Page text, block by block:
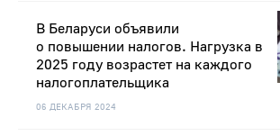
06 ДЕКАБРЯ 2024
В Беларуси объявили
о повышении налогов. Нагрузка в
2025 году возрастет на каждого
налогоплательщика